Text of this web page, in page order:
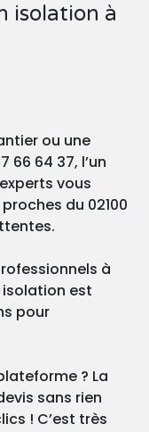
isolation à
ou une
66 64 37, l’un
vous
du 02100
à
isolation est
pour
? La
sans rien
! C’est très